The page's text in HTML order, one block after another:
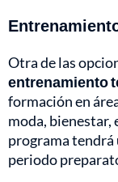
Otra de las
entrenamiento
formación en
moda, bienestar,
programa tendrá
periodo